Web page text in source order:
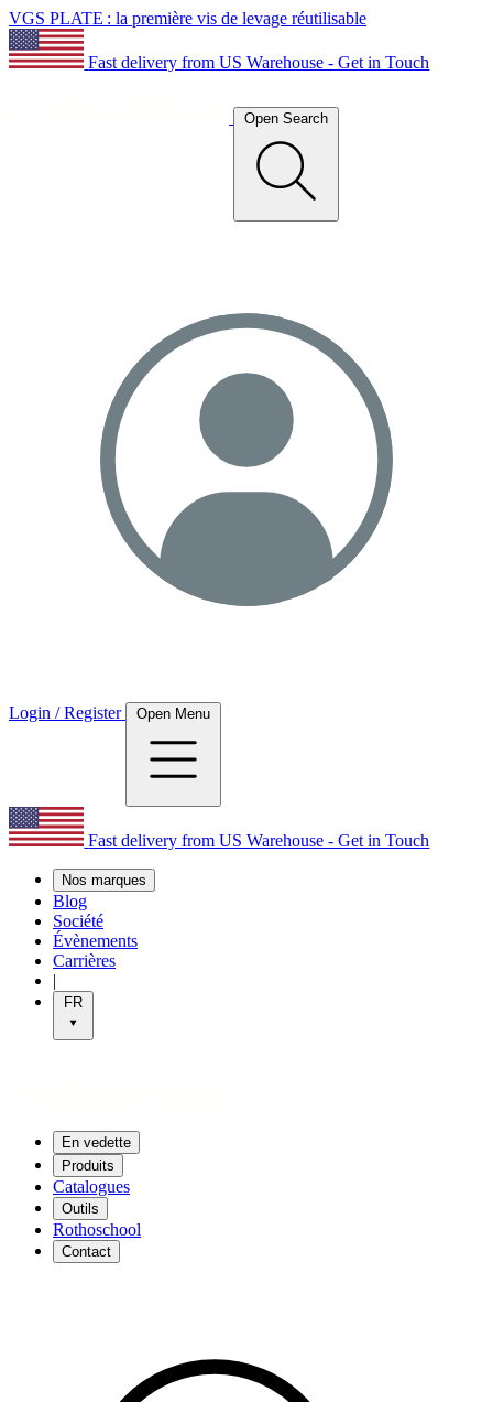
VGS PLATE : la première vis de levage réutilisable
Fast delivery from US Warehouse - Get in Touch
Open Search
Login / Register Open Menu
Fast delivery from US Warehouse - Get in Touch
Nos marques
Blog
Société
Évènements
Carrières
|
FR
En vedette
Produits
Catalogues
Outils
Rothoschool
Contact